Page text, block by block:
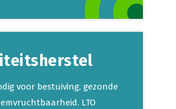
voor bestuiving, gezonde
LTO